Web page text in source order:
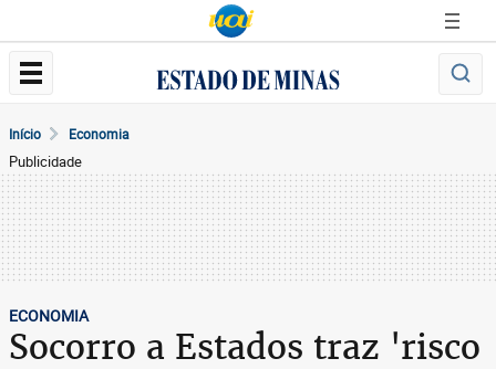
Início Economia
Publicidade
ECONOMIA
Socorro a Estados traz 'risco